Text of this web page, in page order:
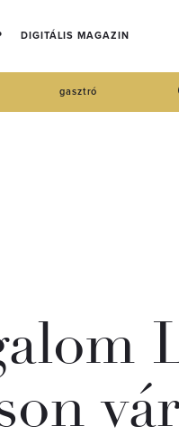
DIGITÁLIS MAGAZIN
gasztró